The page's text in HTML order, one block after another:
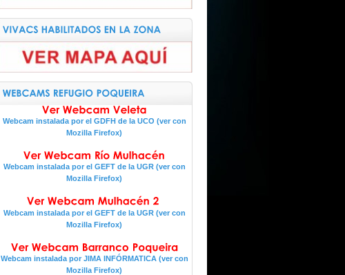
Webcam instalada por el GDFH de la UCO (ver con
Mozilla Firefox)
Webcam instalada por el GEFT de la UGR (ver con
Mozilla Firefox)
Webcam instalada por el GEFT de la UGR (ver con
Mozilla Firefox)
Webcam instalada por JIMA INFÓRMATICA (ver con
Mozilla Firefox)